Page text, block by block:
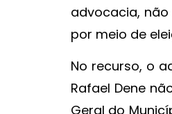
advocacia,
por meio de
No recurso, o
Rafael Dene
Geral do